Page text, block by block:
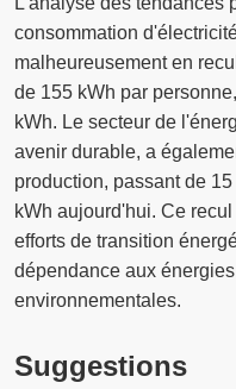
consommation
malheureusement en
de 155 kWh par
kWh. Le secteur de
avenir durable, a
production, passant de
kWh aujourd'hui. Ce
efforts de transition
dépendance aux
environnementales.
Suggestions